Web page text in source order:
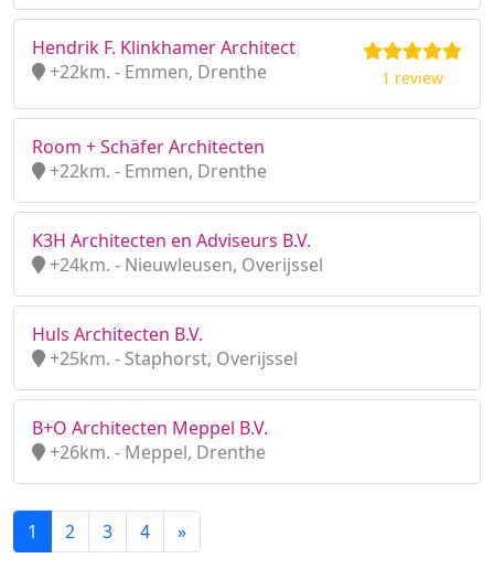
Hendrik F. Klinkhamer Architect
+22km. - Emmen, Drenthe
1 review
Room + Schäfer Architecten
+22km. - Emmen, Drenthe
K3H Architecten en Adviseurs B.V.
+24km. - Nieuwleusen, Overijssel
Huls Architecten B.V.
+25km. - Staphorst, Overijssel
B+O Architecten Meppel B.V.
+26km. - Meppel, Drenthe
1 2 3 4 »